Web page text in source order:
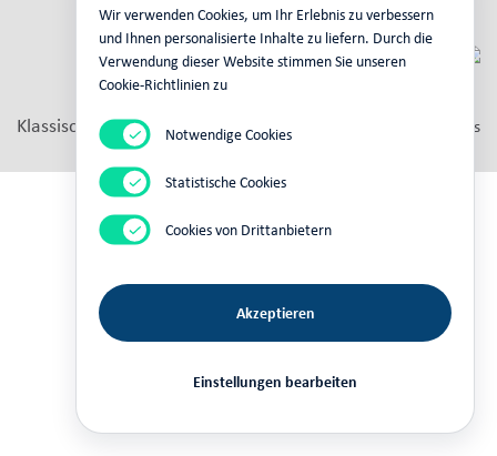
Klassische Ansicht cms
Wir verwenden Cookies, um Ihr Erlebnis zu verbessern
und Ihnen personalisierte Inhalte zu liefern. Durch die
Verwendung dieser Website stimmen Sie unseren
Cookie-Richtlinien zu
Notwendige Cookies
Statistische Cookies
Cookies von Drittanbietern
Akzeptieren
Einstellungen bearbeiten